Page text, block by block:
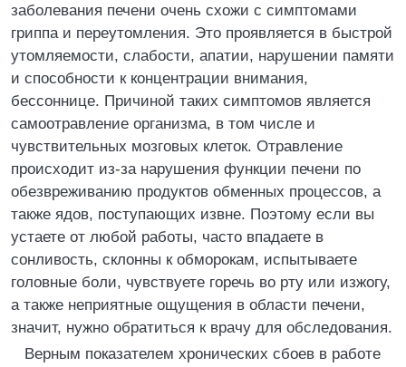
заболевания печени очень схожи с симптомами
гриппа и переутомления. Это проявляется в быстрой
утомляемости, слабости, апатии, нарушении памяти
и способности к концентрации внимания,
бессоннице. Причиной таких симптомов является
самоотравление организма, в том числе и
чувствительных мозговых клеток. Отравление
происходит из-за нарушения функции печени по
обезвреживанию продуктов обменных процессов, а
также ядов, поступающих извне. Поэтому если вы
устаете от любой работы, часто впадаете в
сонливость, склонны к обморокам, испытываете
головные боли, чувствуете горечь во рту или изжогу,
а также неприятные ощущения в области печени,
значит, нужно обратиться к врачу для обследования.
Верным показателем хронических сбоев в работе